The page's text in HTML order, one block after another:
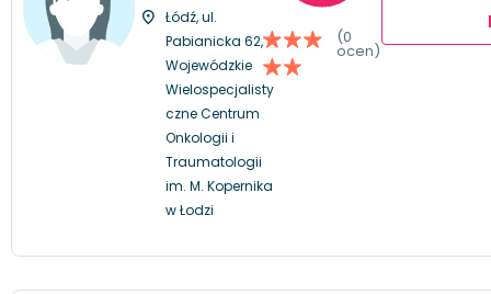
Łódź, ul.
Pabianicka 62,
Wojewódzkie
Wielospecjalisty
czne Centrum
Onkologii i
Traumatologii
im. M. Kopernika
w Łodzi
(0
ocen)